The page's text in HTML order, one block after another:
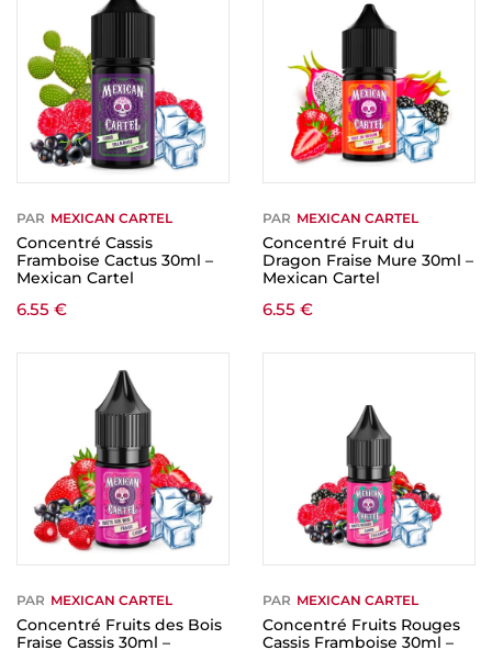
PAR MEXICAN CARTEL
Concentré Cassis
Framboise Cactus 30ml –
Mexican Cartel
6.55 €
PAR MEXICAN CARTEL
Concentré Fruit du
Dragon Fraise Mure 30ml –
Mexican Cartel
6.55 €
PAR MEXICAN CARTEL
Concentré Fruits des Bois
Fraise Cassis 30ml –
PAR MEXICAN CARTEL
Concentré Fruits Rouges
Cassis Framboise 30ml –